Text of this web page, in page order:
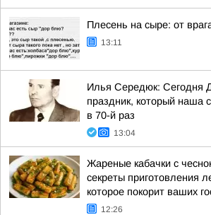
Плесень на сыре: от
13:11
Илья Середюк: Сегодня
праздник, который наша
в 70-й раз
13:04
Жареные кабачки с
секреты приготовления
которое покорит ваших
12:26